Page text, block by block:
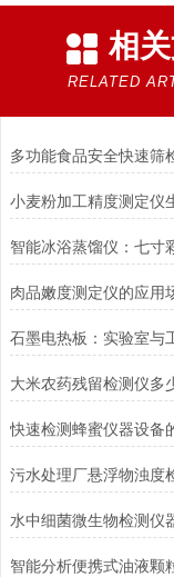
相
RELATED
多功能食品安全快速筛
小麦粉加工精度测定仪
肉品嫩度测定仪的应用